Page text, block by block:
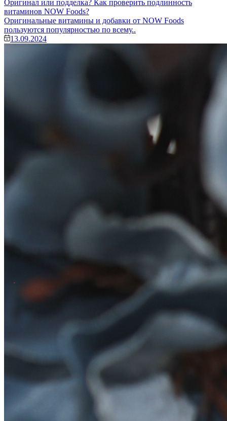
Оригинал или подделка? Как проверить подлинность
витаминов NOW Foods?
Оригинальные витамины и добавки от NOW Foods
пользуются популярностью по всему..
13.09.2024